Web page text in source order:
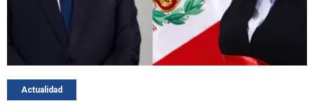
Actualidad